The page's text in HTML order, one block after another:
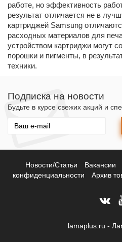
работе, но эффективность
результат отличается не в
картриджей Samsung
расходных материалов для
устройством картриджи могут
порошки и пигменты, в
техники.
Подписка на новости
Будьте в курсе свежих акций и
Новости/Статьи Вакансии
конфиденциальности
Архив
lamaplus.ru -